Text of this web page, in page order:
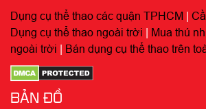
Dụng cụ thể thao các quận TPHCM
Dụng cụ thể thao ngoài trời
Mua thú
ngoài trời
Bán dụng cụ thể thao trên
BẢN ĐỒ